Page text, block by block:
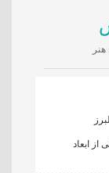
در ابعاد ۱۳۰*۳۰۰ که یکی از ابعاد